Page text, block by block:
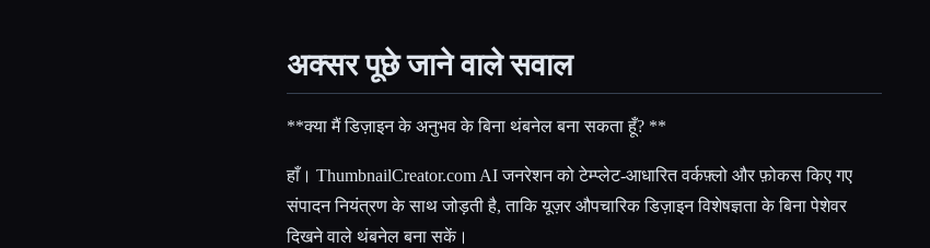
अक्सर पूछे जाने वाले सवाल
**क्या मैं डिज़ाइन के अनुभव के बिना थंबनेल बना सकता हूँ? **
हाँ। ThumbnailCreator.com AI जनरेशन को टेम्प्लेट-आधारित वर्कफ़्लो और फ़ोकस किए गए
संपादन नियंत्रण के साथ जोड़ती है, ताकि यूज़र औपचारिक डिज़ाइन विशेषज्ञता के बिना पेशेवर
दिखने वाले थंबनेल बना सकें।